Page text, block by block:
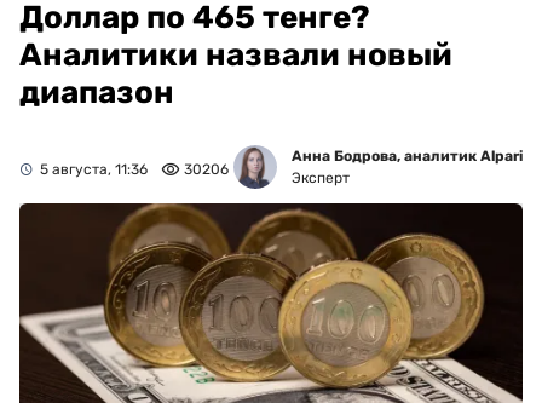
Доллар по 465 тенге?
Аналитики назвали новый
диапазон
5 августа, 11:36 30206
Анна Бодрова, аналитик Alpari
Эксперт